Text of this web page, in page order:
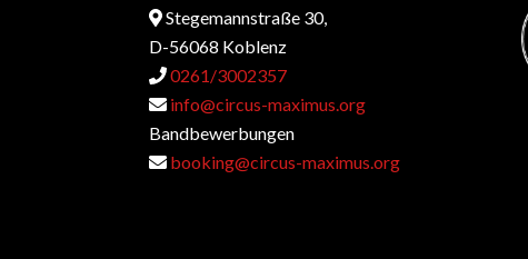
Stegemannstraße 30,
D-56068 Koblenz
0261/3002357
info@circus-maximus.org
Bandbewerbungen
booking@circus-maximus.org